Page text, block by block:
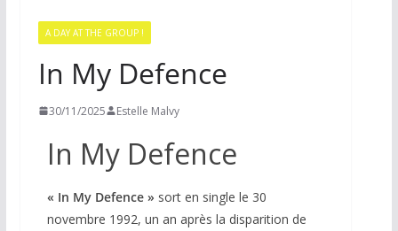
A DAY AT THE GROUP !
In My Defence
30/11/2025 Estelle Malvy
In My Defence
« In My Defence » sort en single le 30
novembre 1992, un an après la disparition de